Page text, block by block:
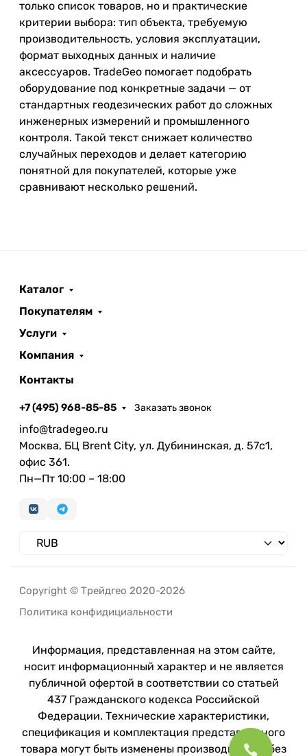
только список товаров, но и практические
критерии выбора: тип объекта, требуемую
производительность, условия эксплуатации,
формат выходных данных и наличие
аксессуаров. TradeGeo помогает подобрать
оборудование под конкретные задачи — от
стандартных геодезических работ до сложных
инженерных измерений и промышленного
контроля. Такой текст снижает количество
случайных переходов и делает категорию
понятной для покупателей, которые уже
сравнивают несколько решений.
Каталог
Покупателям
Услуги
Компания
Контакты
+7 (495) 968-85-85 Заказать звонок
info@tradegeo.ru
Москва, БЦ Brent City, ул. Дубининская, д. 57с1,
офис 361.
Пн—Пт 10:00 – 18:00
Copyright © Трейдгео 2020-2026
Политика конфидициальности
Информация, представленная на этом сайте,
носит информационный характер и не является
публичной офертой в соответствии со статьей
437 Гражданского кодекса Российской
Федерации. Технические характеристики,
спецификация и комплектация представленного
товара могут быть изменены производителем без